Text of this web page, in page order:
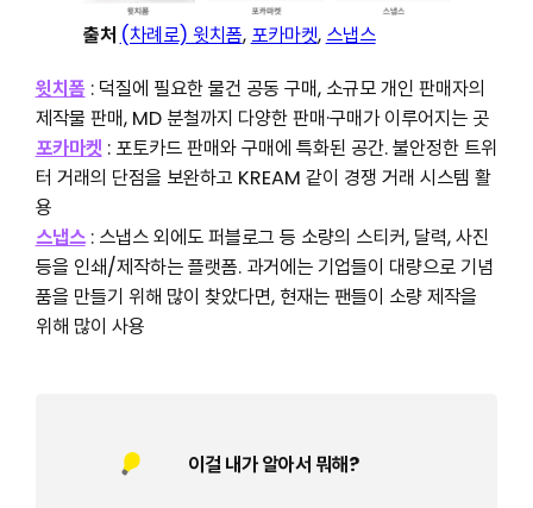
출처 (차례로) 윗치폼, 포카마켓, 스냅스
윗치폼: 덕질에 필요한 물건 공동 구매, 소규모 개인 판매자의
제작물 판매, MD 분철까지 다양한 판매·구매가 이루어지는 곳
포카마켓: 포토카드 판매와 구매에 특화된 공간. 불안정한 트위
터 거래의 단점을 보완하고 KREAM 같이 경쟁 거래 시스템 활
용
스냅스: 스냅스 외에도 퍼블로그 등 소량의 스티커, 달력, 사진
등을 인쇄/제작하는 플랫폼. 과거에는 기업들이 대량으로 기념
품을 만들기 위해 많이 찾았다면, 현재는 팬들이 소량 제작을
위해 많이 사용
이걸 내가 알아서 뭐해?